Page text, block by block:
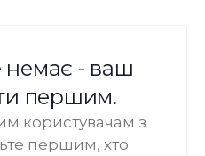
немає - ваш
першим.
користувачам з
першим, хто